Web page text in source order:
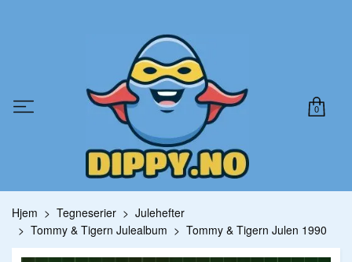
0
Hjem Tegneserier
Julehefter
Tommy & Tigern Julealbum
Tommy & Tigern Julen 1990